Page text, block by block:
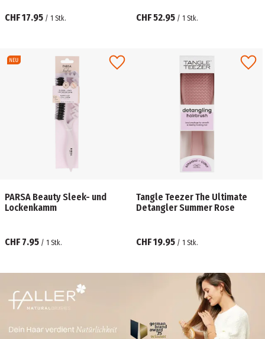
CHF 17.95 / 1 Stk. CHF 52.95 / 1 Stk.
PARSA Beauty Sleek- und
Lockenkamm
CHF 7.95 / 1 Stk.
Tangle Teezer The Ultimate
Detangler Summer Rose
CHF 19.95 / 1 Stk.